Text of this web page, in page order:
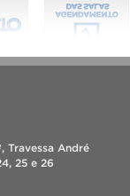
Travessa André
25 e 26